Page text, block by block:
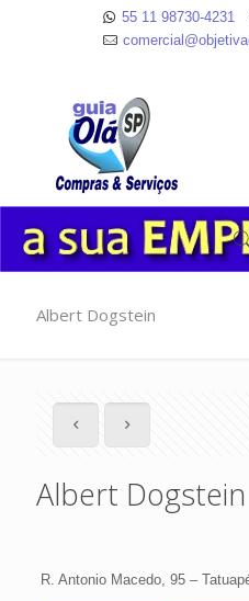
55 11 98730-4231
Albert Dogstein
Albert Dogstein
R. Antonio Macedo, 95 –